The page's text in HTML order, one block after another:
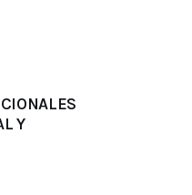
Y